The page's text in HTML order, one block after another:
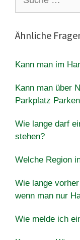
nach:
Ähnliche
Kann man im
Kann man über
Parkplatz
Wie lange darf
stehen?
Welche Region
Wie lange
wenn man nur
Wie melde ich